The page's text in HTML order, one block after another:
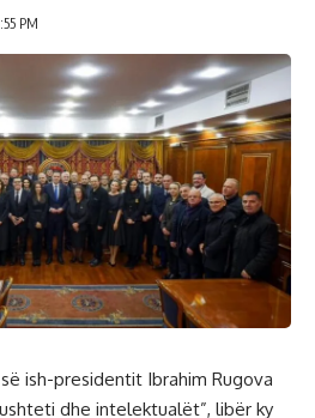
PM
ish-presidentit Ibrahim Rugova
dhe intelektualët”, libër ky